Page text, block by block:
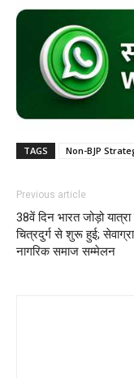
TAGS Non-BJP
Previous article
38वें दिन भारत जोड़ो यात्रा
चित्रदुर्ग से शुरू हुई;
नागरिक समाज सम्मेलन